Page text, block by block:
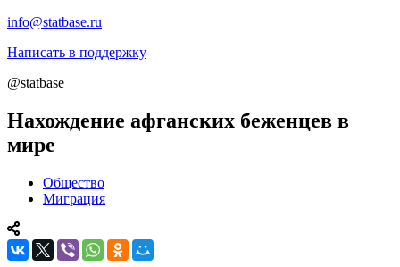
info@statbase.ru
Написать в поддержку
@statbase
Нахождение афганских беженцев в
мире
Общество
Миграция